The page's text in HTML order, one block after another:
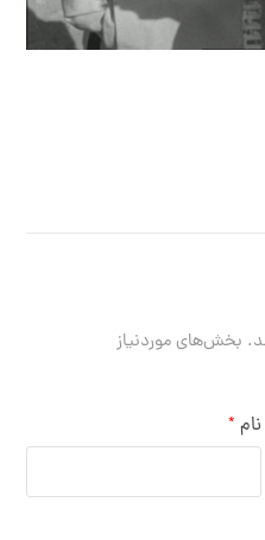
بخش‌های موردنیاز
نام *